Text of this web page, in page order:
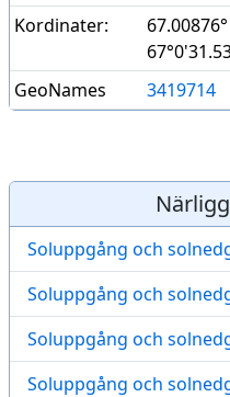
Kordinater:
GeoNames
3419714
Soluppgång och
Soluppgång och
Soluppgång och
Soluppgång och